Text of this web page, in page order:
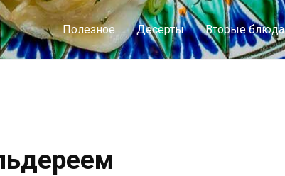
Полезное Десерты Вторые блюда